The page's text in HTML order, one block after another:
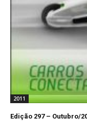
2011
Edição 297 – Outubro/